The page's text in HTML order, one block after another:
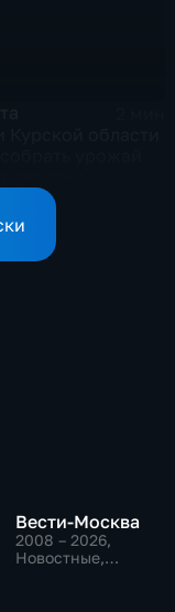
Вести-Москва
2008 – 2026,
Новостные,